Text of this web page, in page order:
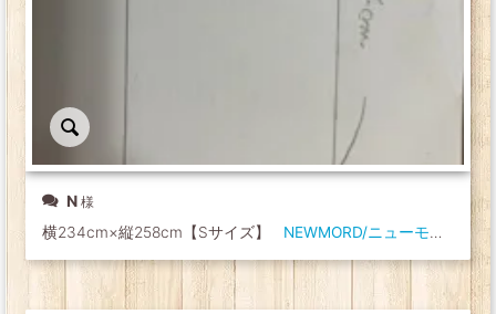
N
横234cm×縦258cm【Sサイズ】 NEWMORD/ニューモード